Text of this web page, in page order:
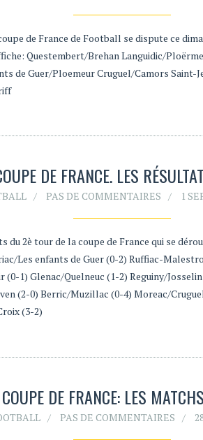
de France de Football se dispute ce
Questembert/Brehan Languidic/
de Guer/Ploemeur Cruguel/Camors Saint-
DE FRANCE. LES
PAS DE COMMENTAIRES 1
du 2è tour de la coupe de France qui se
Les enfants de Guer (0-2) Ruffiac-
(0-1) Glenac/Quelneuc (1-2) Reguiny/
(2-0) Berric/Muzillac (0-4) Moreac/
(3-2)
DE FRANCE: LES
PAS DE COMMENTAIRES